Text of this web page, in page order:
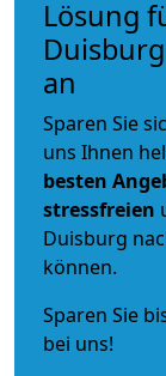
Lösung
an
Sparen Sie
uns Ihnen
besten
stressfreien
Duisburg
können.
Sparen Sie
bei uns!